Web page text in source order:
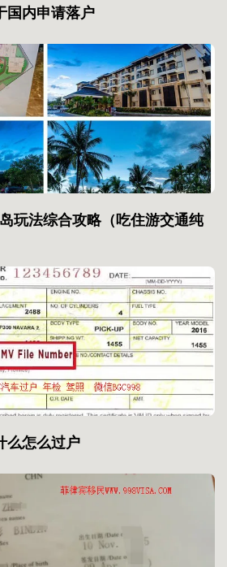
国内申请落户
玩法综合攻略（吃住游交通纯
么怎么过户